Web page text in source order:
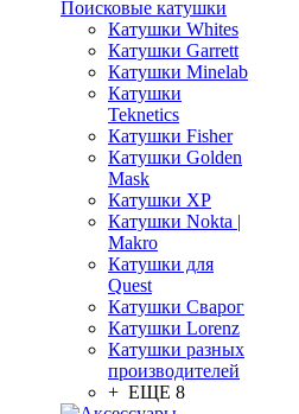
Поисковые катушки
Катушки Whites
Катушки Garrett
Катушки Minelab
Катушки
Teknetics
Катушки Fisher
Катушки Golden
Mask
Катушки XP
Катушки Nokta |
Makro
Катушки для
Quest
Катушки Сварог
Катушки Lorenz
Катушки разных
производителей
+ ЕЩЕ 8